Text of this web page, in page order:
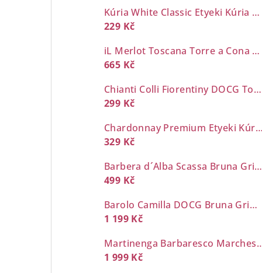
Kúria White Classic Etyeki Kúria 0,7 l
229 Kč
iL Merlot Toscana Torre a Cona 0,7 l
665 Kč
Chianti Colli Fiorentiny DOCG Torre a Cona 0,7 l
299 Kč
Chardonnay Premium Etyeki Kúria 0,7 l
329 Kč
Barbera d´Alba Scassa Bruna Grimaldi 0,7 l
499 Kč
Barolo Camilla DOCG Bruna Grimaldi 0,7 l
1 199 Kč
Martinenga
1 999 Kč